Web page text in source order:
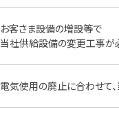
お客さま設備の増設等で
当社供給設備の変更工事が
電気使用の廃止に合わせて